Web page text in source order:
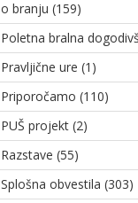
o branju (159)
Poletna bralna
Pravljične ure (1)
Priporočamo (110)
PUŠ projekt (2)
Razstave (55)
Splošna obvestila (303)